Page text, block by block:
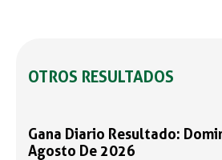
OTROS RESULTADOS
Gana Diario Resultado:
Agosto De 2026